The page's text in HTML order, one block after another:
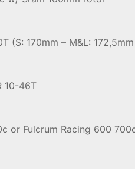
(S: 170mm – M&L:
10-46T
or Fulcrum Racing 600